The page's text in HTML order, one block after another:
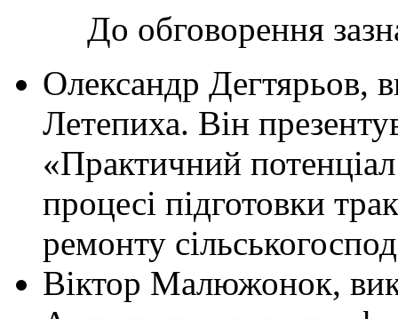
До обговорення
Олександр
Летепиха. Він
«Практичний потенціал
процесі підготовки
ремонту
Віктор Малюжонок,